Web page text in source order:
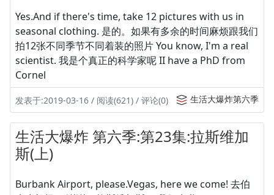
Yes.And if there's time, take 12 pictures with us in
seasonal clothing. 是的。如果有多余的时间麻烦跟我们
拍12张不同季节不同着装的照片 You know, I'm a real
scientist. 我是个真正的科学家呢 II have a PhD from
Cornel
发表于:2019-03-16 / 阅读(621) / 评论(0) 生活大爆炸第六季
生活大爆炸 第六季:第23集:拉斯维加
斯(上)
Burbank Airport, please.Vegas, here we come! 去伯